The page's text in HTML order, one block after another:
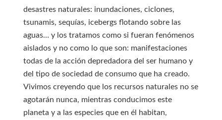
desastres naturales: inundaciones, ciclones,
tsunamis, sequías, icebergs flotando sobre las
aguas… y los tratamos como si fueran fenómenos
aislados y no como lo que son: manifestaciones
todas de la acción depredadora del ser humano y
del tipo de sociedad de consumo que ha creado.
Vivimos creyendo que los recursos naturales no se
agotarán nunca, mientras conducimos este
planeta y a las especies que en él habitan,